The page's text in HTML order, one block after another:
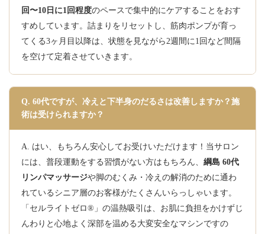
回〜10日に1回程度のペースで集中的にケアすることをおす
すめしています。詰まりをリセットし、筋肉ポンプが育っ
てくる3ヶ月目以降は、状態を見ながら2週間に1回など間隔
を空けて定着させていきます。
Q. 60代ですが、冷えと下半身のだるさは改善しますか？施
術は受けられますか？
A. はい、もちろん安心してお受けいただけます！当サロン
には、普段運動をする習慣がない方はもちろん、 綱島 60代
リンパマッサージや脚のむくみ・冷えの解消のために通わ
れているシニア層のお客様がたくさんいらっしゃいます。
「セルライトゼロ®」の温熱吸引は、お肌に負担をかけずじ
んわりと心地よく深部を温める大変安全なマシンですの